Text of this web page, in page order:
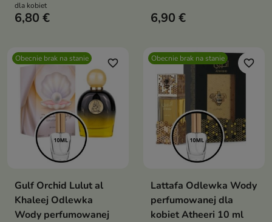
dla kobiet
6,80 € 6,90 €
Obecnie brak na stanie favorite_border
Gulf Orchid Lulut al
Khaleej Odlewka
Wody perfumowanej
Obecnie brak na stanie favorite_border
Lattafa Odlewka Wody
perfumowanej dla
kobiet Atheeri 10 ml